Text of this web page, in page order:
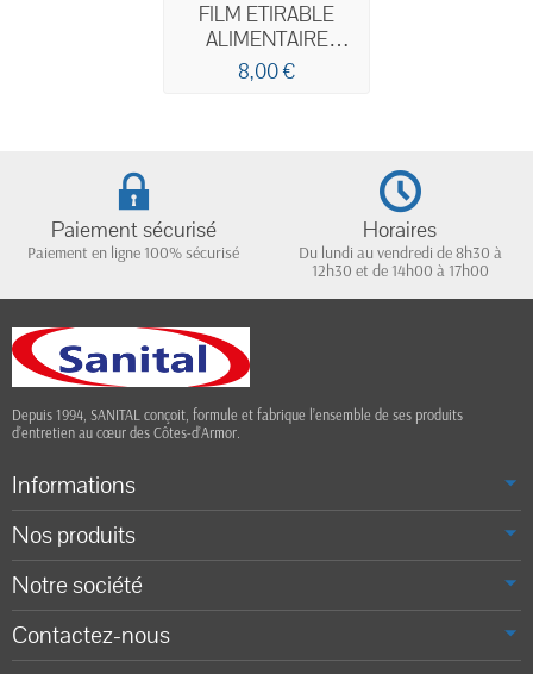
FILM ETIRABLE
ALIMENTAIRE
RECHARGE
300Mx30CM
8,00 €
Paiement sécurisé
Paiement en ligne 100% sécurisé
Horaires
Du lundi au vendredi de 8h30 à
12h30 et de 14h00 à 17h00
Depuis 1994, SANITAL conçoit, formule et fabrique l’ensemble de ses produits
d’entretien au cœur des Côtes-d’Armor.
Informations
Nos produits
Notre société
Contactez-nous